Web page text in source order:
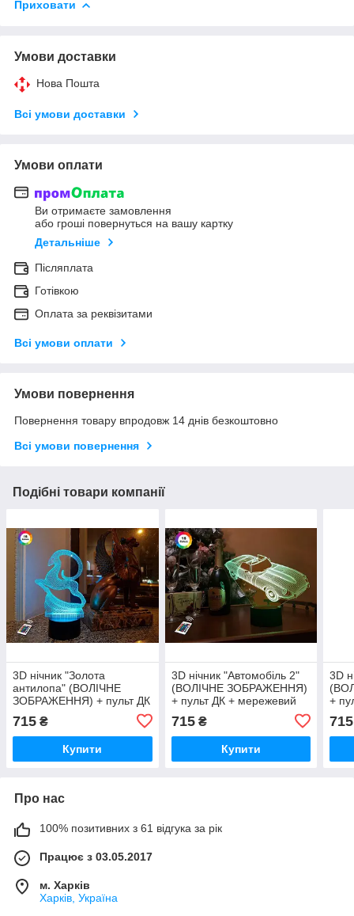
Приховати
Умови доставки
Нова Пошта
Всі умови доставки
Умови оплати
Ви отримаєте замовлення
або гроші повернуться на вашу картку
Детальніше
Післяплата
Готівкою
Оплата за реквізитами
Всі умови оплати
Умови повернення
Повернення товару впродовж 14 днів безкоштовно
Всі умови повернення
Подібні товари компанії
3D нічник "Золота
антилопа" (ВОЛІЧНЕ
ЗОБРАЖЕННЯ) + пульт ДК
+батарейки (3ААА)
3DTOYSLAMP
715 ₴
Купити
3D нічник "Автомобіль 2"
(ВОЛІЧНЕ ЗОБРАЖЕННЯ)
+ пульт ДК + мережевий
(3ААА) 3DTOYSLAMP
715₴
Купити
3D
+
715
Про нас
100% позитивних з 61 відгука за рік
Працює з 03.05.2017
м. Харків
Харків, Україна